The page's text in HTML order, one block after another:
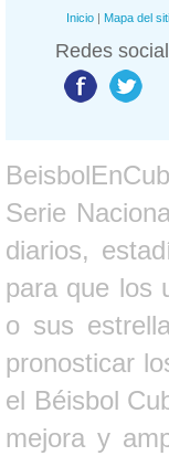
Inicio | Mapa del
Redes
Serie
diarios,
para que los
o sus
pronosticar
el Béisbol
mejora y